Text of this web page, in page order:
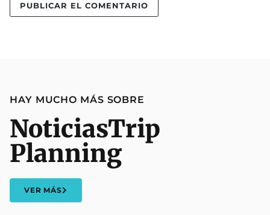
HAY MUCHO MÁS SOBRE
NoticiasTrip
Planning
VER MÁS